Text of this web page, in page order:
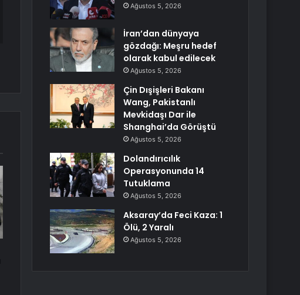
Ağustos 5, 2026
İran’dan dünyaya
gözdağı: Meşru hedef
olarak kabul edilecek
Ağustos 5, 2026
Çin Dışişleri Bakanı
Wang, Pakistanlı
Mevkidaşı Dar ile
Shanghai’da Görüştü
Ağustos 5, 2026
Dolandırıcılık
Operasyonunda 14
Tutuklama
Ağustos 5, 2026
Aksaray’da Feci Kaza: 1
Ölü, 2 Yaralı
Ağustos 5, 2026